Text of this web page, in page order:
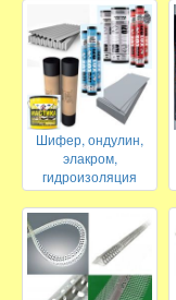
Шифер, ондулин,
элакром,
гидроизоляция